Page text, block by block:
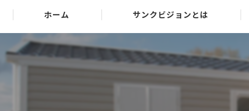
ホーム サンクビジョンとは